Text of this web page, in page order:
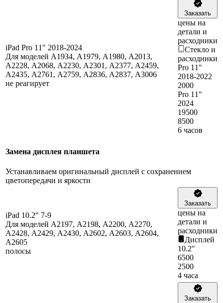
iPad Pro 11" 2018-2024
Для моделей A1934, A1979, A1980, A2013,
A2228, A2068, A2230, A2301, A2377, A2459,
A2435, A2761, A2759, A2836, A2837, A3006
не реагирует
Заказать
цены на
детали и
расходники
Стекло и
расходники
Pro 11"
2018-2022
2000
Pro 11"
2024
19500
8500
6 часов
Замена дисплея планшета
Устанавливаем оригинальный дисплей с сохранением
цветопередачи и яркости
iPad 10.2" 7-9
Для моделей A2197, A2198, A2200, A2270,
A2428, A2429, A2430, A2602, A2603, A2604,
A2605
полосы
Заказать
цены на
детали и
расходники
Дисплей
10.2"
6500
2500
4 часа
Заказать